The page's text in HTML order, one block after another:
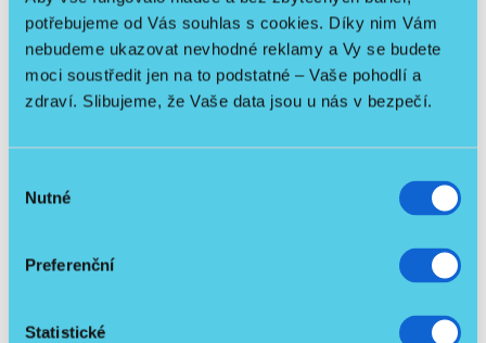
potřebujeme od Vás souhlas s cookies. Díky nim Vám
nebudeme ukazovat nevhodné reklamy a Vy se budete
moci soustředit jen na to podstatné – Vaše pohodlí a
zdraví. Slibujeme, že Vaše data jsou u nás v bezpečí.
souhlasu
Nutné
Preferenční
Statistické
Ke stažení
Obecný manuál k repasovaným lůžkům.pdf
651.9 KB